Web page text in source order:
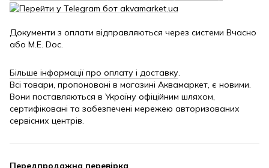
Документи з оплати відправляються через системи Вчасно
або M.E. Doc.
Більше інформації про оплату і доставку
Всі товари, пропоновані в магазині Аквамаркет, є новими.
Вони поставляються в Україну офіційним шляхом,
сертифіковані та забезпечені мережею авторизованих
сервісних центрів.
Передпродажна перевірка